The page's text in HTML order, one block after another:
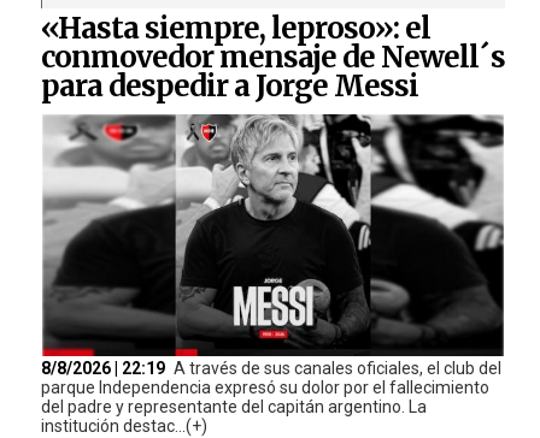
«Hasta siempre, leproso»: el
conmovedor mensaje de Newell´s
para despedir a Jorge Messi
8/8/2026 | 22:19 A través de sus canales oficiales, el club del
parque Independencia expresó su dolor por el fallecimiento
del padre y representante del capitán argentino. La
institución destac...(+)